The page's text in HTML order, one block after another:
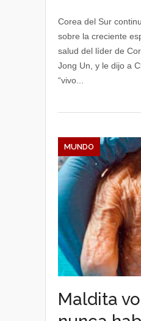
Corea del Sur
sobre la creciente
salud del líder de
Jong Un, y le dijo a
“vivo...
MUNDO
Maldita